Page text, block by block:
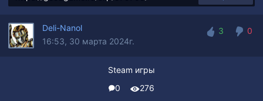
Deli-Nanol
16:53, 30 марта 2024г.
3
0
Steam игры
0
276